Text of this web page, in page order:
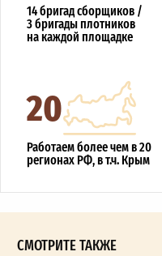
14 бригад сборщиков /
3 бригады плотников
на каждой площадке
20
Работаем более чем в 20
регионах РФ, в т.ч. Крым
СМОТРИТЕ ТАКЖЕ